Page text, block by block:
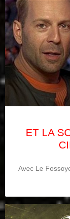
ET LA
Avec Le